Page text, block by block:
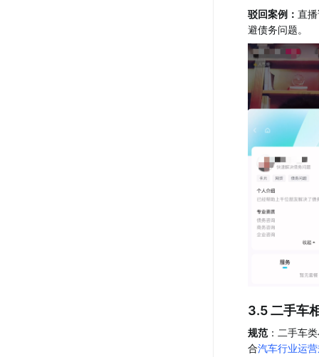
驳回案例： 直
避债务问题。
3.5 二手车
规范 ：二手车
合汽车行业运